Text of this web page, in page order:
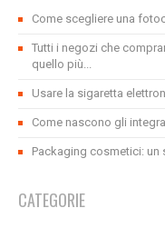
Come scegliere una
Tutti i negozi che
quello più...
Usare la sigaretta
Come nascono gli
Packaging cosmetici: un
CATEGORIE